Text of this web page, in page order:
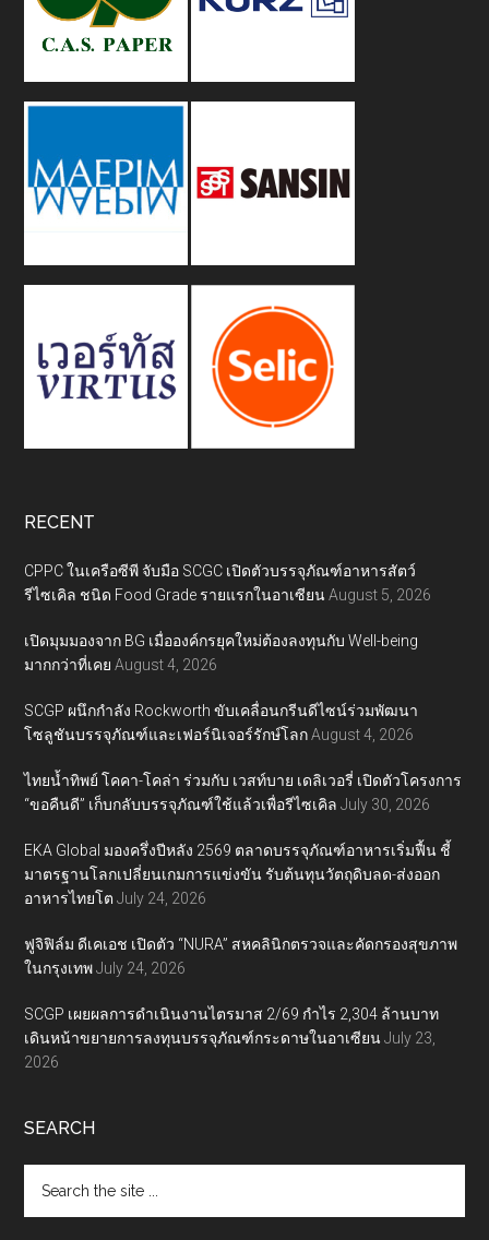
RECENT
CPPC ในเครือซีพี จับมือ SCGC เปิดตัวบรรจุภัณฑ์อาหารสัตว์
รีไซเคิล ชนิด Food Grade รายแรกในอาเซียน August 5, 2026
เปิดมุมมองจาก BG เมื่อองค์กรยุคใหม่ต้องลงทุนกับ Well-being
มากกว่าที่เคย August 4, 2026
SCGP ผนึกกำลัง Rockworth ขับเคลื่อนกรีนดีไซน์ร่วมพัฒนา
โซลูชันบรรจุภัณฑ์และเฟอร์นิเจอร์รักษ์โลก August 4, 2026
ไทยน้ำทิพย์ โคคา-โคล่า ร่วมกับ เวสท์บาย เดลิเวอรี่ เปิดตัวโครงการ
“ขอคืนดี” เก็บกลับบรรจุภัณฑ์ใช้แล้วเพื่อรีไซเคิล July 30, 2026
EKA Global มองครึ่งปีหลัง 2569 ตลาดบรรจุภัณฑ์อาหารเริ่มฟื้น ชี้
มาตรฐานโลกเปลี่ยนเกมการแข่งขัน รับต้นทุนวัตถุดิบลด-ส่งออก
อาหารไทยโต July 24, 2026
ฟูจิฟิล์ม ดีเคเอช เปิดตัว “NURA” สหคลินิกตรวจและคัดกรองสุขภาพ
ในกรุงเทพ July 24, 2026
SCGP เผยผลการดำเนินงานไตรมาส 2/69 กำไร 2,304 ล้านบาท
เดินหน้าขยายการลงทุนบรรจุภัณฑ์กระดาษในอาเซียน July 23,
2026
SEARCH
the